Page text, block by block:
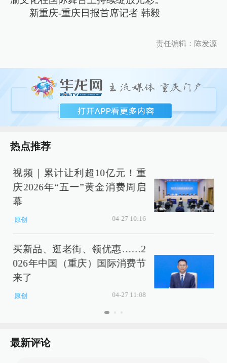
新重庆-重庆日报首席记者 韩毅
责任编辑：陈发源
热点推荐
视频｜累计让利超10亿元！重
庆2026年“五一”黄金消费周启
幕
原创 04-27 10:16
买新品、逛老街、领优惠……2
026年中国（重庆）国际消费节
来了
原创 04-27 11:08
最新评论